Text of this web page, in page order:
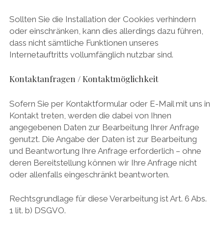
Sollten Sie die Installation der Cookies verhindern
oder einschränken, kann dies allerdings dazu führen,
dass nicht sämtliche Funktionen unseres
Internetauftritts vollumfänglich nutzbar sind.
Kontaktanfragen / Kontaktmöglichkeit
Sofern Sie per Kontaktformular oder E-Mail mit uns in
Kontakt treten, werden die dabei von Ihnen
angegebenen Daten zur Bearbeitung Ihrer Anfrage
genutzt. Die Angabe der Daten ist zur Bearbeitung
und Beantwortung Ihre Anfrage erforderlich – ohne
deren Bereitstellung können wir Ihre Anfrage nicht
oder allenfalls eingeschränkt beantworten.
Rechtsgrundlage für diese Verarbeitung ist Art. 6 Abs.
1 lit. b) DSGVO.